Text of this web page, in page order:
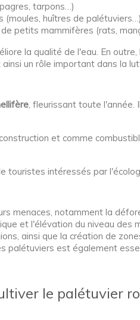
tarpons…)
huîtres de
petits mammifères (rats,
la qualité de l'eau. En
un rôle important dans la
, fleurissant toute l'année.
et comme
intéressés par
menaces, notamment la
et l'élévation du niveau des
ainsi que la création de
palétuviers est également
le palétuvier